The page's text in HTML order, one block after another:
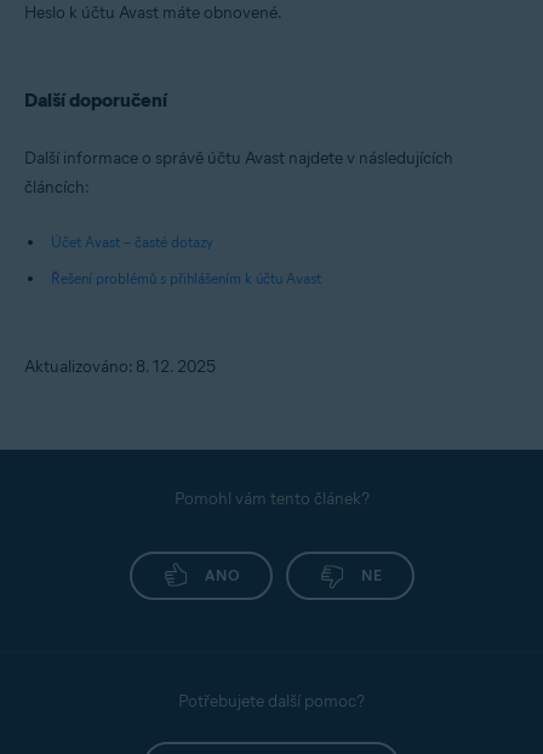
Heslo k účtu Avast máte obnovené.
Další doporučení
Další informace o správě účtu Avast najdete v následujících
článcích:
Účet Avast – časté dotazy
Řešení problémů s přihlášením k účtu Avast
Aktualizováno: 8. 12. 2025
Pomohl vám tento článek?
ANO NE
Potřebujete další pomoc?